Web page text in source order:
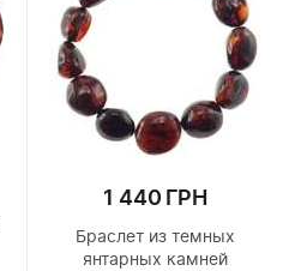
1 440 ГРН
Браслет из темных
янтарных камней